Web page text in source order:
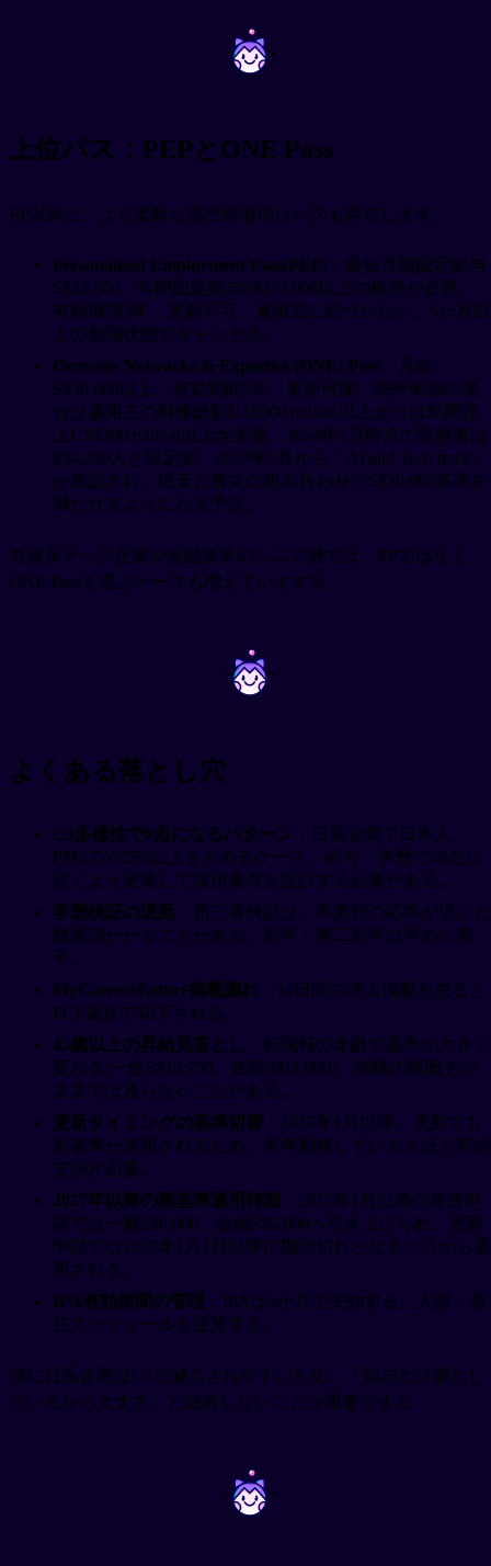
~ ~
上位パス：PEPとONE Pass
EP以外に、より柔軟な高所得者向けパスも存在します。
Personalised Employment Pass(PEP) ：最低月額固定給与
S$22,500、年間固定給与S$270,000以上の維持が必要。
有効期間3年、更新不可、雇用主に紐づかない。6か月以
上の無職状態でキャンセル。
Overseas Networks & Expertise (ONE) Pass ：月給
S$30,000以上、有効期間5年、更新可能。海外申請の場
合は雇用主の時価総額US$500 million以上または年間売
上US$200 million以上が必要。2024年1月時点で取得者は
約4,200人と限定的。2027年1月から「AI and Tech track」
が新設され、現金と株式の組み合わせでS$30,000基準を
満たせるようになる予定。
外資系テック企業や金融業界のシニア層では、EPではなく
ONE Passを選ぶケースも増えています🚀
~ ~
よくある落とし穴
C3多様性で0点になるパターン ：日系企業で日本人
PMETが25%以上を占めるケース。給与・学歴で40点に
届くよう逆算して採用条件を設計する必要がある。
学歴検証の遅延 ：第三者検証は、卒業校の応答が遅いと
数週間かかることがある。新卒・第二新卒は早めに着
手。
MyCareersFuture掲載漏れ ：14日間の求人掲載を怠ると
FCF違反で却下される。
45歳以上の昇給見落とし ：転職時の年齢で基準が大きく
変わる(一般S$10,700、金融S$11,800)。前職の額面その
ままでは通らないことがある。
更新タイミングの基準切替 ：2026年1月以降、更新でも
新基準が適用されるため、長年勤務している人ほど昇給
交渉が必要。
2027年以降の新基準適用時期 ：2027年1月以降の新規申
請では一般S$6,000、金融S$6,600へ引き上げられ、更新
申請では2028年1月1日以降に期限切れとなるパスから適
用される。
IPA有効期間の管理 ：IPAは6か月で失効する。入国・着
任スケジュールを逆算する。
特に日系企業はC3で減点されやすいため、「給与だけ満たし
ているから大丈夫」と油断しないことが重要です⚠️
~ ~